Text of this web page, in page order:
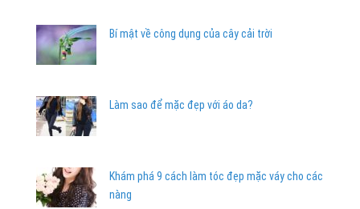
Bí mật về công dụng của cây cải trời
Làm sao để mặc đẹp với áo da?
Khám phá 9 cách làm tóc đẹp mặc váy cho các
nàng